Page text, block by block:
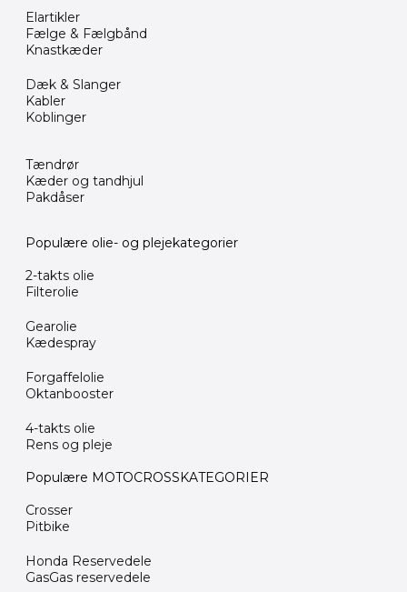
Elartikler
Fælge & Fælgbånd
Knastkæder
Dæk & Slanger
Kabler
Koblinger
Tændrør
Kæder og tandhjul
Pakdåser
Populære olie- og plejekategorier
2-takts olie
Filterolie
Gearolie
Kædespray
Forgaffelolie
Oktanbooster
4-takts olie
Rens og pleje
Populære MOTOCROSSKATEGORIER
Crosser
Pitbike
Honda Reservedele
GasGas reservedele